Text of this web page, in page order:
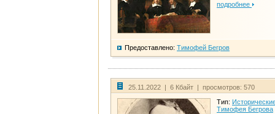
подробнее
Предоставлено: Тимофей Бегров
25.11.2022 | 6 Кбайт | просмотров: 570
Тип:
Тимофея Бегрова